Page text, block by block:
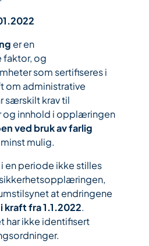
er en
faktor, og
som sertifiseres i
om administrative
særskilt krav til
innhold i opplæringen
ved bruk av farlig
mulig.
en periode ikke stilles
at endringene
kraft fra 1.1.2022.
har ikke identifisert